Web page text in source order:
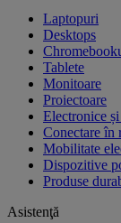
Laptopuri
Desktops
Tablete
Monitoare
Proiectoare
Electronice
Conectare în
Mobilitate
Dispozitive
Produse
Asistenţă